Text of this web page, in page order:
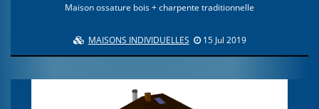
Maison ossature bois + charpente traditionnelle
MAISONS INDIVIDUELLES 15 Jul 2019